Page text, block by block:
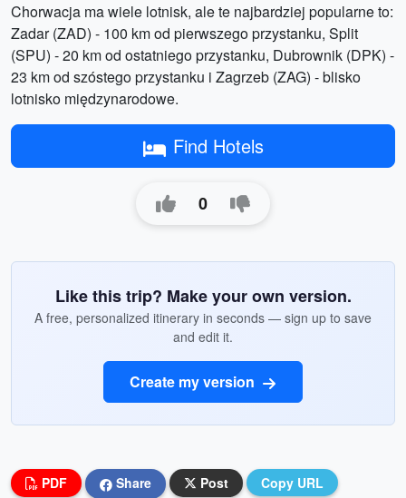
Chorwacja ma wiele lotnisk, ale te najbardziej popularne to:
Zadar (ZAD) - 100 km od pierwszego przystanku, Split
(SPU) - 20 km od ostatniego przystanku, Dubrownik (DPK) -
23 km od szóstego przystanku i Zagrzeb (ZAG) - blisko
lotnisko międzynarodowe.
Find Hotels
0
Like this trip? Make your own version.
A free, personalized itinerary in seconds — sign up to save
and edit it.
Create my version
PDF Share Post Copy URL